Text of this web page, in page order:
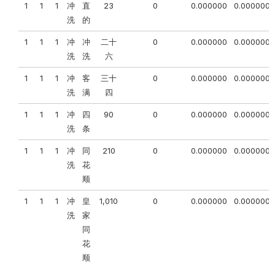
1 1 1
冲
洗
直
的
23 0 0.000000 0.000000
1 1 1
冲
洗
冲
洗
二十
六
0 0.000000 0.000000
1 1 1
冲
洗
客
满
三十
四
0 0.000000 0.000000
1 1 1
冲
洗
四
条
90 0 0.000000 0.000000
1 1 1
冲
洗
同
花
顺
210 0 0.000000 0.000000
1 1 1
冲
洗
皇
家
同
花
顺
1,010 0 0.000000 0.000000